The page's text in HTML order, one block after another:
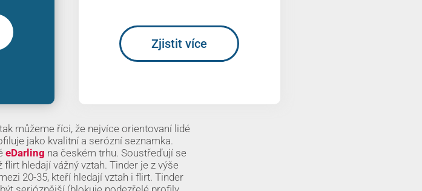
Zjistit více
můžeme říci, že nejvíce orientovaní lidé
jako kvalitní a serózní seznamka.
eDarling na českém trhu. Soustřeďují se
hledají vážný vztah. Tinder je z výše
20-35, kteří hledají vztah i flirt. Tinder